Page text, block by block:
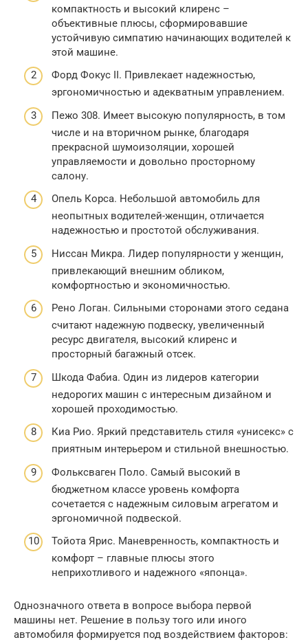
компактность и высокий клиренс –
объективные плюсы, сформировавшие
устойчивую симпатию начинающих водителей к
этой машине.
Форд Фокус II. Привлекает надежностью,
эргономичностью и адекватным управлением.
Пежо 308. Имеет высокую популярность, в том
числе и на вторичном рынке, благодаря
прекрасной шумоизоляции, хорошей
управляемости и довольно просторному
салону.
Опель Корса. Небольшой автомобиль для
неопытных водителей-женщин, отличается
надежностью и простотой обслуживания.
Ниссан Микра. Лидер популярности у женщин,
привлекающий внешним обликом,
комфортностью и экономичностью.
Рено Логан. Сильными сторонами этого седана
считают надежную подвеску, увеличенный
ресурс двигателя, высокий клиренс и
просторный багажный отсек.
Шкода Фабиа. Один из лидеров категории
недорогих машин с интересным дизайном и
хорошей проходимостью.
Киа Рио. Яркий представитель стиля «унисекс» с
приятным интерьером и стильной внешностью.
Фольксваген Поло. Самый высокий в
бюджетном классе уровень комфорта
сочетается с надежным силовым агрегатом и
эргономичной подвеской.
Тойота Ярис. Маневренность, компактность и
комфорт – главные плюсы этого
неприхотливого и надежного «японца».
Однозначного ответа в вопросе выбора первой
машины нет. Решение в пользу того или иного
автомобиля формируется под воздействием факторов: